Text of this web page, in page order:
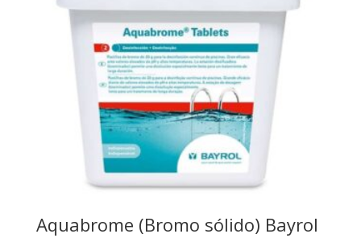
Aquabrome (Bromo sólido) Bayrol